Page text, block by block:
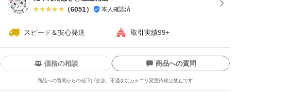
（6051） 本人確認済
スピード＆安心発送 取引実績99+
価格の相談 商品への質問
商品への質問からの値下げ交渉、不適切なカテゴリ変更依頼は禁止です